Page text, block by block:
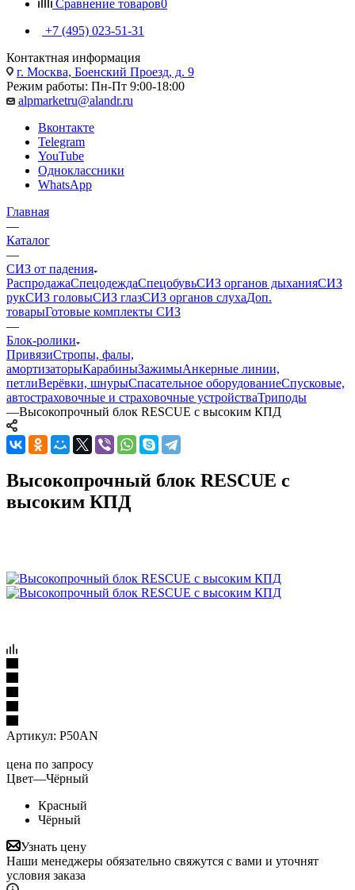
Сравнение товаров0
+7 (495) 023-51-31
Контактная информация
г. Москва, Боенский Проезд, д. 9
Режим работы: Пн-Пт 9:00-18:00
alpmarketru@alandr.ru
Вконтакте
Telegram
YouTube
Одноклассники
WhatsApp
Главная
—
Каталог
—
СИЗ от падения
РаспродажаСпецодеждаСпецобувьСИЗ органов дыханияСИЗ
рукСИЗ головыСИЗ глазСИЗ органов слухаДоп.
товарыГотовые комплекты СИЗ
—
Блок-ролики
ПривязиСтропы, фалы,
амортизаторыКарабиныЗажимыАнкерные линии,
петлиВерёвки, шнурыСпасательное оборудованиеСпусковые,
автостраховочные и страховочные устройстваТриподы
—Высокопрочный блок RESCUE с высоким КПД
Высокопрочный блок RESCUE с
высоким КПД
Артикул: P50AN
цена по запросу
Цвет—Чёрный
Красный
Чёрный
Узнать цену
Наши менеджеры обязательно свяжутся с вами и уточнят
условия заказа